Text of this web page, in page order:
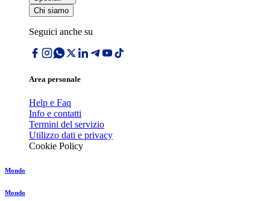
Chi siamo
Seguici anche su
Area personale
Help e Faq
Info e contatti
Termini del servizio
Utilizzo dati e privacy
Cookie Policy
Mondo
Mondo